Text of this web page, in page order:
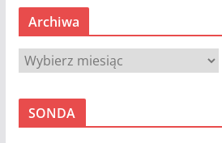
Archiwa
A
r
c
SONDA